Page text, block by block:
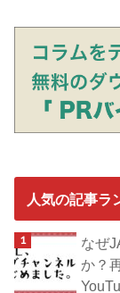
人気の記事ラ
なぜ
か？